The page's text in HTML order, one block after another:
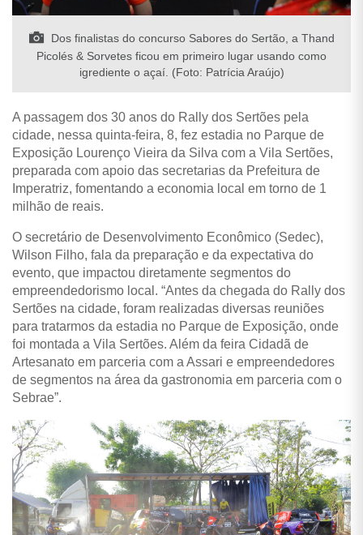
Dos finalistas do concurso Sabores do Sertão, a Thand
Picolés & Sorvetes ficou em primeiro lugar usando como
igrediente o açaí. (Foto: Patrícia Araújo)
A passagem dos 30 anos do Rally dos Sertões pela
cidade, nessa quinta-feira, 8, fez estadia no Parque de
Exposição Lourenço Vieira da Silva com a Vila Sertões,
preparada com apoio das secretarias da Prefeitura de
Imperatriz, fomentando a economia local em torno de 1
milhão de reais.
O secretário de Desenvolvimento Econômico (Sedec),
Wilson Filho, fala da preparação e da expectativa do
evento, que impactou diretamente segmentos do
empreendedorismo local. “Antes da chegada do Rally dos
Sertões na cidade, foram realizadas diversas reuniões
para tratarmos da estadia no Parque de Exposição, onde
foi montada a Vila Sertões. Além da feira Cidadã de
Artesanato em parceria com a Assari e empreendedores
de segmentos na área da gastronomia em parceria com o
Sebrae”.